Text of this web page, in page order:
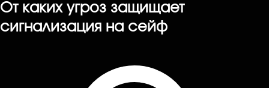
От каких угроз защищает
сигнализация на сейф